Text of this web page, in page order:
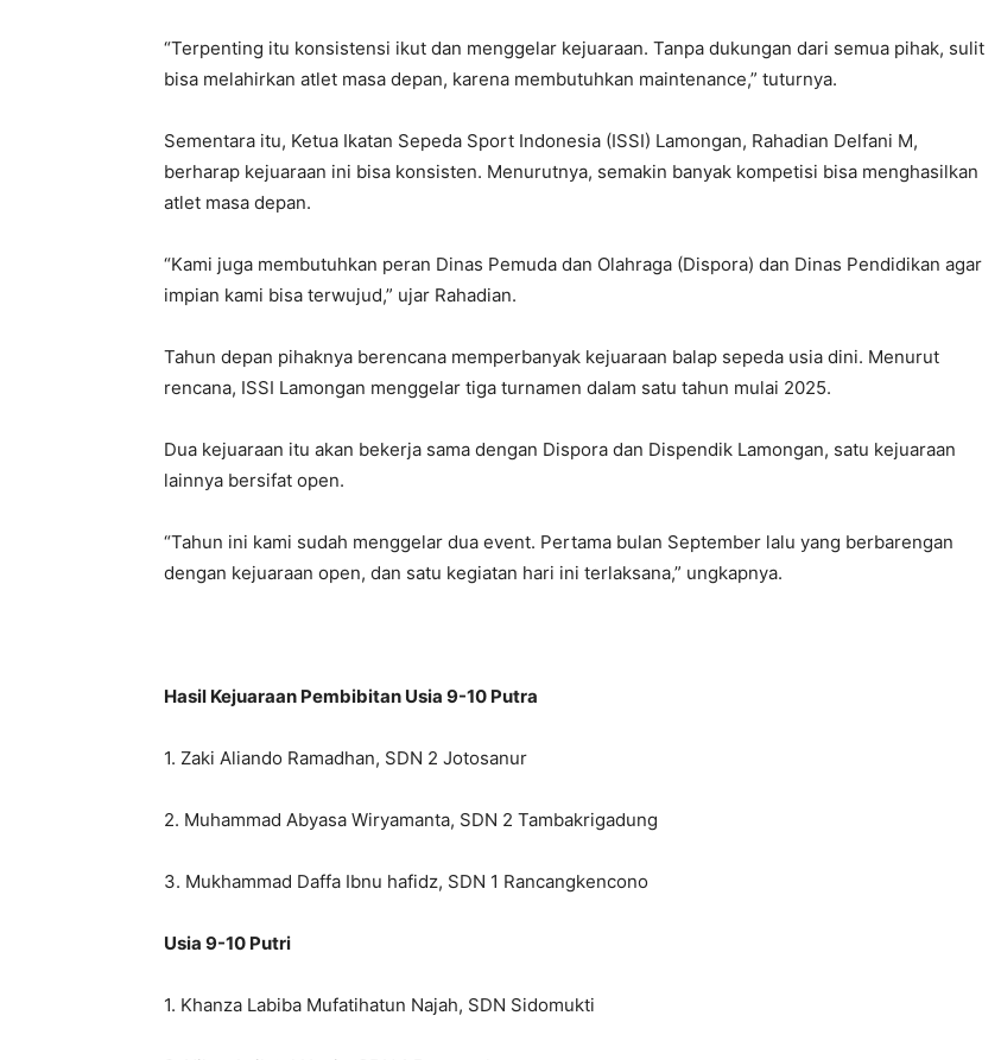
“Terpenting itu konsistensi ikut dan menggelar kejuaraan. Tanpa dukungan dari semua pihak, sulit
bisa melahirkan atlet masa depan, karena membutuhkan maintenance,” tuturnya.
Sementara itu, Ketua Ikatan Sepeda Sport Indonesia (ISSI) Lamongan, Rahadian Delfani M,
berharap kejuaraan ini bisa konsisten. Menurutnya, semakin banyak kompetisi bisa menghasilkan
atlet masa depan.
“Kami juga membutuhkan peran Dinas Pemuda dan Olahraga (Dispora) dan Dinas Pendidikan agar
impian kami bisa terwujud,” ujar Rahadian.
Tahun depan pihaknya berencana memperbanyak kejuaraan balap sepeda usia dini. Menurut
rencana, ISSI Lamongan menggelar tiga turnamen dalam satu tahun mulai 2025.
Dua kejuaraan itu akan bekerja sama dengan Dispora dan Dispendik Lamongan, satu kejuaraan
lainnya bersifat open.
“Tahun ini kami sudah menggelar dua event. Pertama bulan September lalu yang berbarengan
dengan kejuaraan open, dan satu kegiatan hari ini terlaksana,” ungkapnya.
Hasil Kejuaraan Pembibitan Usia 9-10 Putra
1. Zaki Aliando Ramadhan, SDN 2 Jotosanur
2. Muhammad Abyasa Wiryamanta, SDN 2 Tambakrigadung
3. Mukhammad Daffa Ibnu hafidz, SDN 1 Rancangkencono
Usia 9-10 Putri
1. Khanza Labiba Mufatihatun Najah, SDN Sidomukti